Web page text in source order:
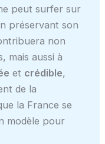
peut surfer sur
préservant son
non
mais aussi à
et crédible,
de la
la France se
modèle pour